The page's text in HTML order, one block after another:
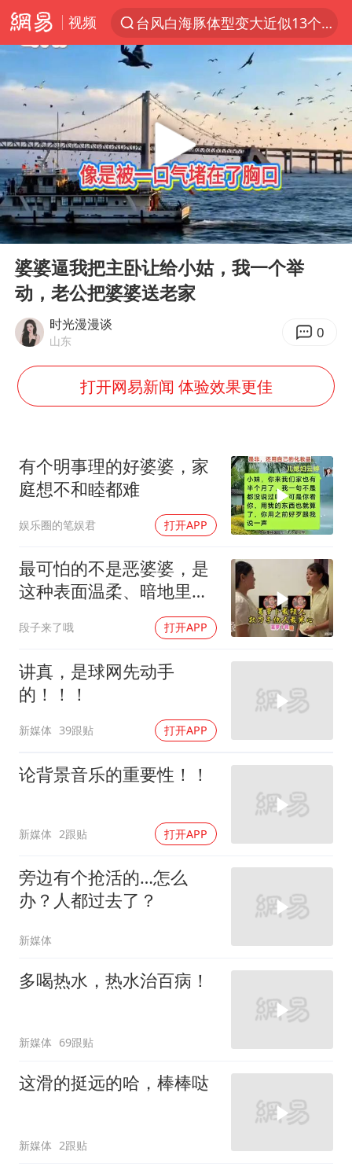
视频
台风白海豚体型变大近似13个浙江面积
夜幕落下 运动上场
美国将对多晶硅衍生品加征15%关税
改名后的“青海拉面”店
勒沃库森U17主帅盛赞赵松源
台军“汉光秀”开场闹剧多
段绚竞因公牺牲 年仅44岁
“不建议大家买深色蛋糕”
男子结婚8年3个女儿均非亲生
985博士后被曝在妻子孕期出轨后续
公司“上四休三”但要降薪1000元
47岁妈妈突然产女 26岁女儿：很震惊
如何把百年大党建设得更加坚强有力？
Play
00:00 33:53
婆婆逼我把主卧让给小姑，我一个举
动，老公把婆婆送老家
时光漫漫谈
山东 0
打开网易新闻 体验效果更佳
有个明事理的好婆婆，家
庭想不和睦都难
娱乐圈的笔娱君 打开APP
最可怕的不是恶婆婆，是
这种表面温柔、暗地里处
段子来了哦 打开APP
讲真，是球网先动手
的！！！
新媒体 39跟贴 打开APP
论背景音乐的重要性！！
新媒体 2跟贴 打开APP
旁边有个抢活的…怎么
办？人都过去了？
新媒体
多喝热水，热水治百病！
新媒体 69跟贴
这滑的挺远的哈，棒棒哒
新媒体 2跟贴